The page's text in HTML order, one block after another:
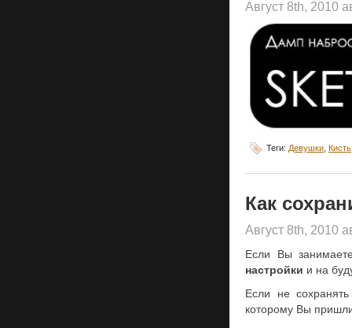
Август 8th, 2010
Теги: Девушки Кисть
Как
Август 8th, 2010
Если Вы
настройки и на
Если не
которому Вы